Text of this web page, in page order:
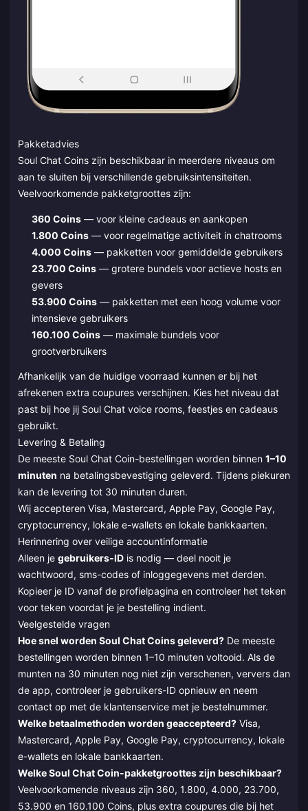
Pakketadvies
Soul Chat Coins zijn beschikbaar in meerdere niveaus om
aan te sluiten bij verschillende gebruiksintensiteiten.
Veelvoorkomende pakketgroottes zijn:
360 Coins— voor kleine cadeaus en aankopen
1.800 Coins— voor regelmatige activiteit in chatrooms
4.000 Coins— pakketten voor gemiddelde gebruikers
23.700 Coins— grotere bundels voor actieve hosts en
gevers
53.900 Coins— pakketten met een hoog volume voor
intensieve gebruikers
160.100 Coins— maximale bundels voor
grootverbruikers
Afhankelijk van de huidige voorraad kunnen er bij het
afrekenen extra coupures verschijnen. Kies het niveau dat
past bij hoe jij Soul Chat voice rooms, feestjes en cadeaus
gebruikt.
Levering & Betaling
De meeste Soul Chat Coin-bestellingen worden binnen 1–10
minuten na betalingsbevestiging geleverd. Tijdens piekuren
kan de levering tot 30 minuten duren.
Wij accepteren Visa, Mastercard, Apple Pay, Google Pay,
cryptocurrency, lokale e-wallets en lokale bankkaarten.
Herinnering over veilige accountinformatie
Alleen je gebruikers-ID is nodig — deel nooit je
wachtwoord, sms-codes of inloggegevens met derden.
Kopieer je ID vanaf de profielpagina en controleer het teken
voor teken voordat je je bestelling indient.
Veelgestelde vragen
Hoe snel worden Soul Chat Coins geleverd? De meeste
bestellingen worden binnen 1–10 minuten voltooid. Als de
munten na 30 minuten nog niet zijn verschenen, ververs dan
de app, controleer je gebruikers-ID opnieuw en neem
contact op met de klantenservice met je bestelnummer.
Welke betaalmethoden worden geaccepteerd? Visa,
Mastercard, Apple Pay, Google Pay, cryptocurrency, lokale
e-wallets en lokale bankkaarten.
Welke Soul Chat Coin-pakketgroottes zijn beschikbaar?
Veelvoorkomende niveaus zijn 360, 1.800, 4.000, 23.700,
53.900 en 160.100 Coins, plus extra coupures die bij het